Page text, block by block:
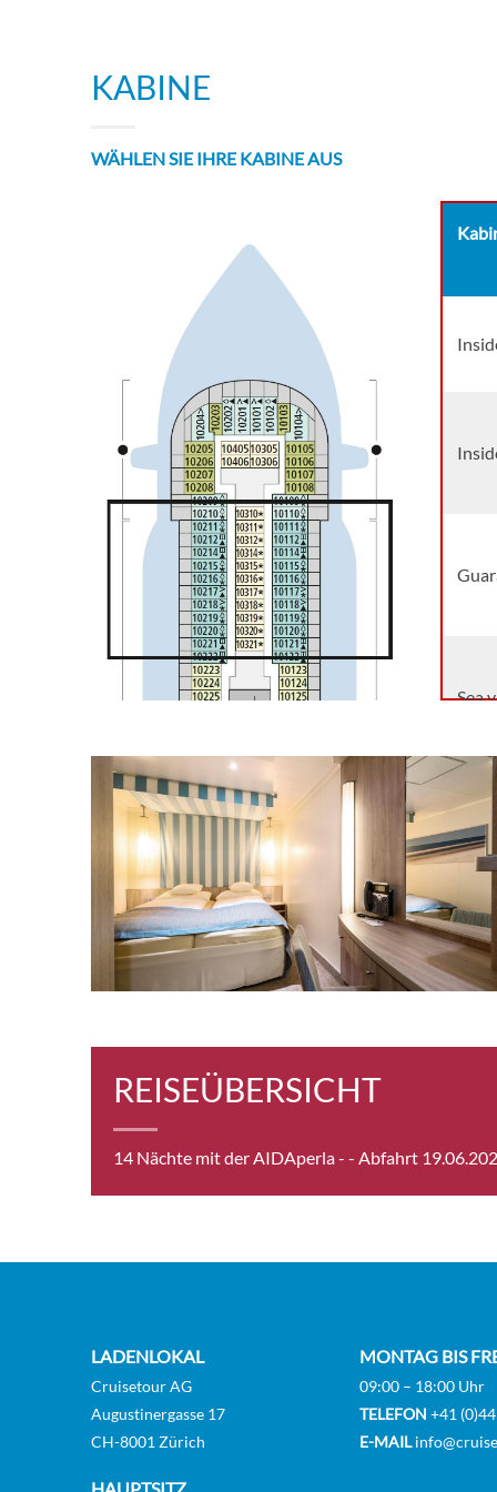
KABINE
WÄHLEN SIE IHRE KABINE AUS
Sea
Sea
[DL]
REISEÜBERSICHT
14 Nächte mit der AIDAperla - - Abfahrt
LADENLOKAL
Cruisetour AG
Augustinergasse 17
CH-8001 Zürich
MONTAG BIS
09:00 – 18:00 Uhr
TELEFON +41
E-MAIL